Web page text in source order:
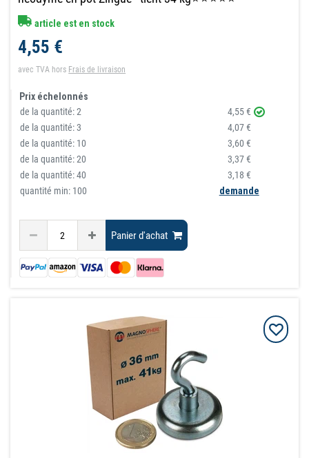
article est en stock
4,55 €
avec TVA hors Frais de livraison
Prix échelonnés
de la quantité:2
4,55 €
de la quantité:3
4,07 €
de la quantité: 10
3,60 €
de la quantité:20
3,37 €
de la quantité:40
3,18 €
quantité min: 100
demande
Panier d'achat